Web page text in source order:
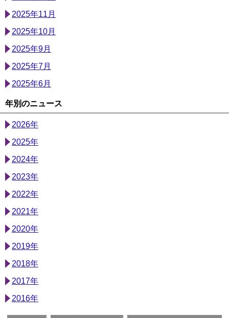
2025年11月
2025年10月
2025年9月
2025年7月
2025年6月
年別のニュース
2026年
2025年
2024年
2023年
2022年
2021年
2020年
2019年
2018年
2017年
2016年